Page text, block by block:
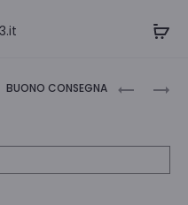
i
TECH
SFERA
BX440
NERO
BUONO CONSEGNA